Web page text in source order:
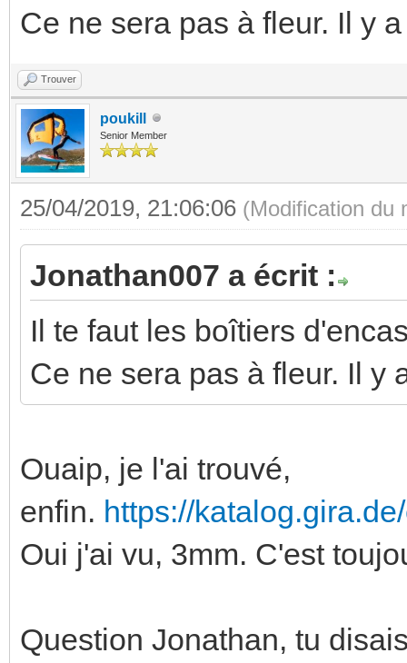
Ce ne sera pas à fleur. Il y
Trouver
poukill
Senior Member
25/04/2019, 21:06:06 (Modification du
Jonathan007 a écrit :
Il te faut les boîtiers
Ce ne sera pas à fleur. Il y
Ouaip, je l'ai trouvé,
enfin. https://
Oui j'ai vu, 3mm. C'est
Question Jonathan, tu